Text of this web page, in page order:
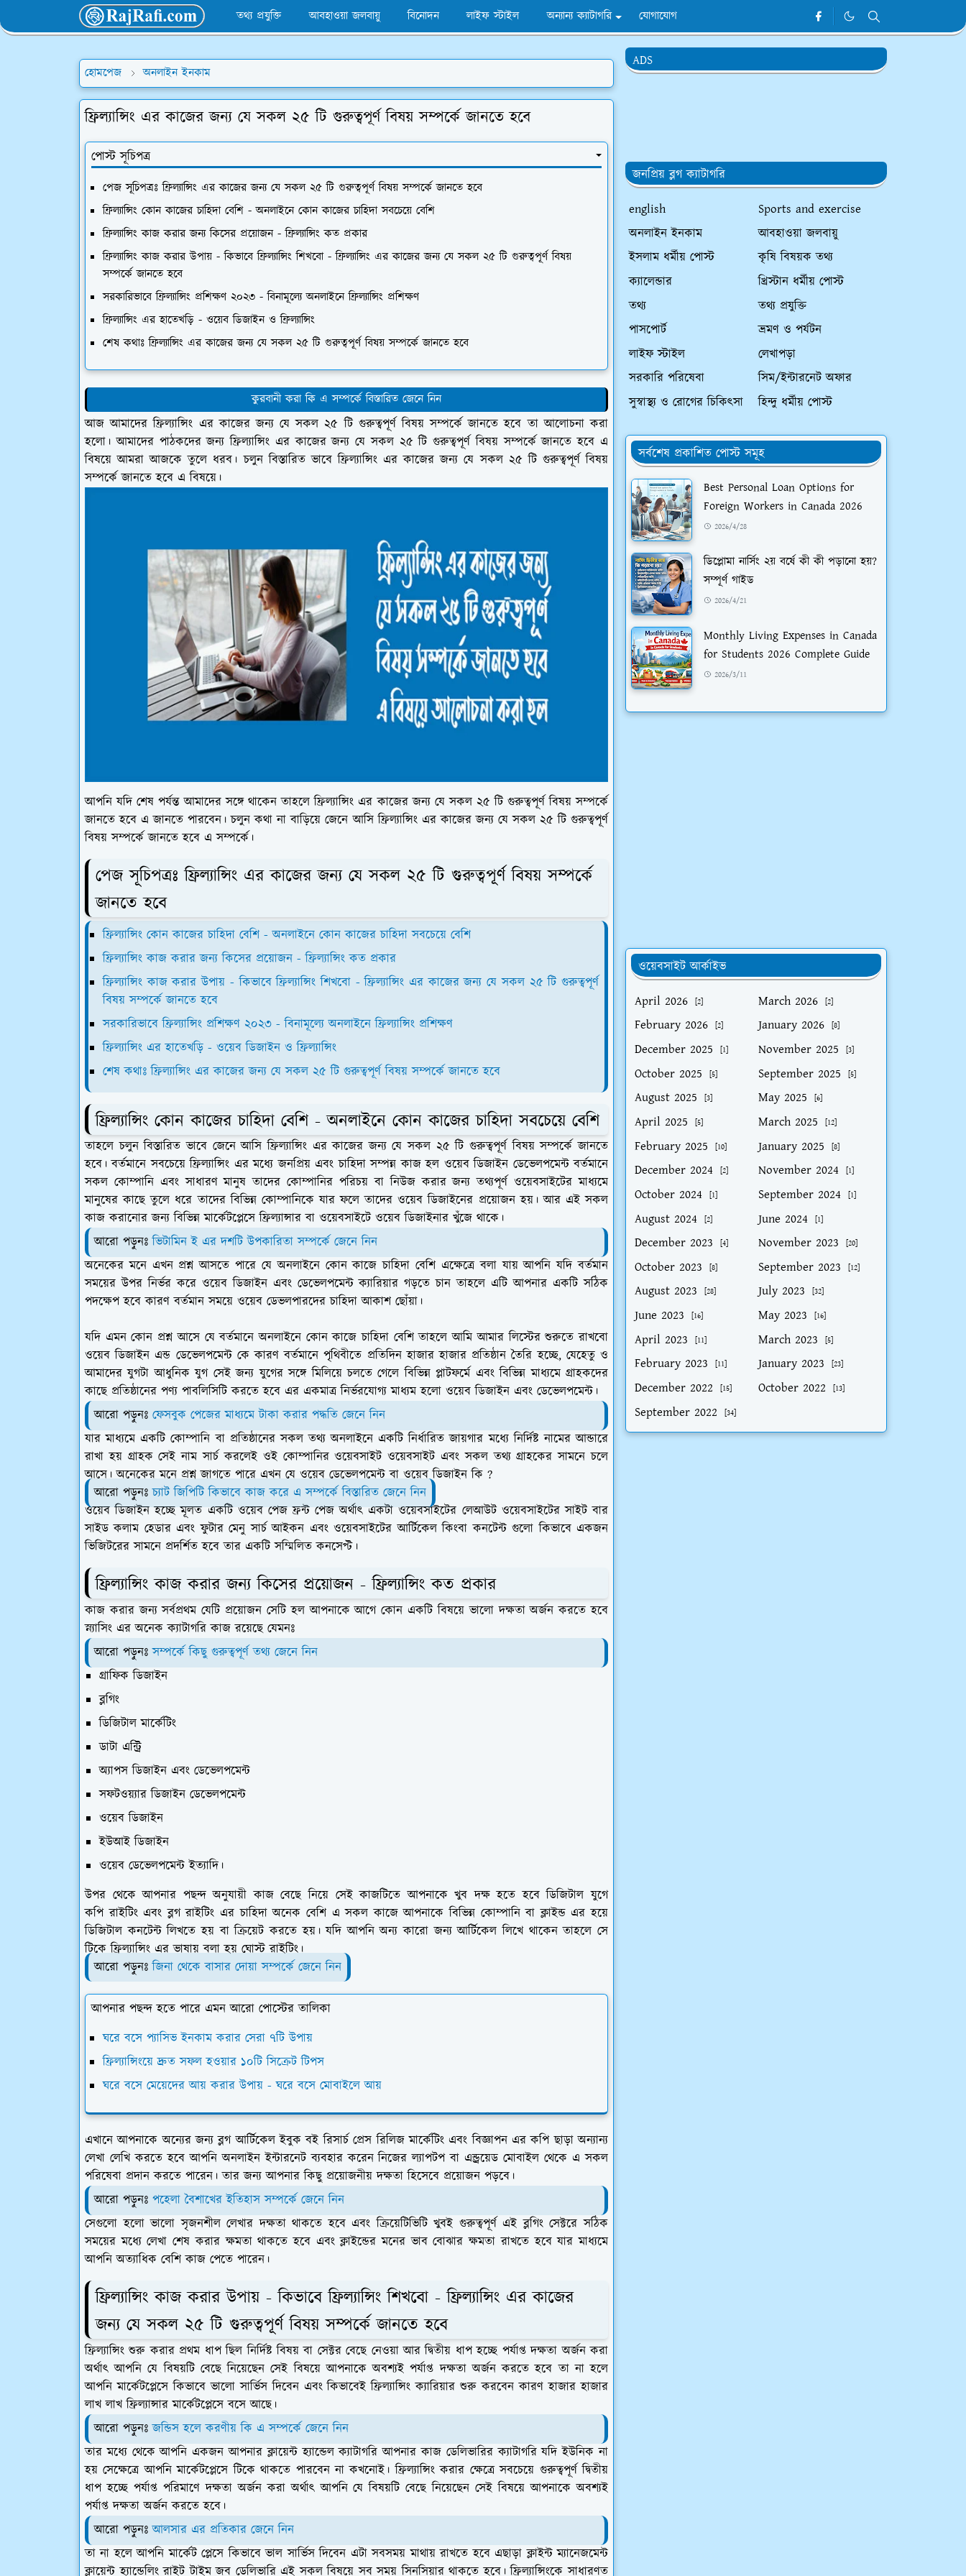
তথ্য প্রযুক্তি আবহাওয়া জলবায়ু বিনোদন লাইফ স্টাইল অন্যান্য ক্যাটাগরি যোগাযোগ
হোমপেজ অনলাইন ইনকাম
ফ্রিল্যান্সিং এর কাজের জন্য যে সকল ২৫ টি গুরুত্বপূর্ণ বিষয় সম্পর্কে জানতে হবে
পোস্ট সূচিপত্র
পেজ সূচিপত্রঃ ফ্রিল্যান্সিং এর কাজের জন্য যে সকল ২৫ টি গুরুত্বপূর্ণ বিষয় সম্পর্কে জানতে হবে
ফ্রিল্যান্সিং কোন কাজের চাহিদা বেশি - অনলাইনে কোন কাজের চাহিদা সবচেয়ে বেশি
ফ্রিল্যান্সিং কাজ করার জন্য কিসের প্রয়োজন - ফ্রিল্যান্সিং কত প্রকার
ফ্রিল্যান্সিং কাজ করার উপায় - কিভাবে ফ্রিল্যান্সিং শিখবো - ফ্রিল্যান্সিং এর কাজের জন্য যে সকল ২৫ টি গুরুত্বপূর্ণ বিষয়
সম্পর্কে জানতে হবে
সরকারিভাবে ফ্রিল্যান্সিং প্রশিক্ষণ ২০২৩ - বিনামূল্যে অনলাইনে ফ্রিল্যান্সিং প্রশিক্ষণ
ফ্রিল্যান্সিং এর হাতেখড়ি - ওয়েব ডিজাইন ও ফ্রিল্যান্সিং
শেষ কথাঃ ফ্রিল্যান্সিং এর কাজের জন্য যে সকল ২৫ টি গুরুত্বপূর্ণ বিষয় সম্পর্কে জানতে হবে
কুরবানী করা কি এ সম্পর্কে বিস্তারিত জেনে নিন
আজ আমাদের ফ্রিল্যান্সিং এর কাজের জন্য যে সকল ২৫ টি গুরুত্বপূর্ণ বিষয় সম্পর্কে জানতে হবে তা আলোচনা করা
হলো। আমাদের পাঠকদের জন্য ফ্রিল্যান্সিং এর কাজের জন্য যে সকল ২৫ টি গুরুত্বপূর্ণ বিষয় সম্পর্কে জানতে হবে এ
বিষয়ে আমরা আজকে তুলে ধরব। চলুন বিস্তারিত ভাবে ফ্রিল্যান্সিং এর কাজের জন্য যে সকল ২৫ টি গুরুত্বপূর্ণ বিষয়
সম্পর্কে জানতে হবে এ বিষয়ে।
আপনি যদি শেষ পর্যন্ত আমাদের সঙ্গে থাকেন তাহলে ফ্রিল্যান্সিং এর কাজের জন্য যে সকল ২৫ টি গুরুত্বপূর্ণ বিষয় সম্পর্কে
জানতে হবে এ জানতে পারবেন। চলুন কথা না বাড়িয়ে জেনে আসি ফ্রিল্যান্সিং এর কাজের জন্য যে সকল ২৫ টি গুরুত্বপূর্ণ
বিষয় সম্পর্কে জানতে হবে এ সম্পর্কে।
পেজ সূচিপত্রঃ ফ্রিল্যান্সিং এর কাজের জন্য যে সকল ২৫ টি গুরুত্বপূর্ণ বিষয় সম্পর্কে
জানতে হবে
ফ্রিল্যান্সিং কোন কাজের চাহিদা বেশি - অনলাইনে কোন কাজের চাহিদা সবচেয়ে বেশি
ফ্রিল্যান্সিং কাজ করার জন্য কিসের প্রয়োজন - ফ্রিল্যান্সিং কত প্রকার
ফ্রিল্যান্সিং কাজ করার উপায় - কিভাবে ফ্রিল্যান্সিং শিখবো - ফ্রিল্যান্সিং এর কাজের জন্য যে সকল ২৫ টি গুরুত্বপূর্ণ
বিষয় সম্পর্কে জানতে হবে
সরকারিভাবে ফ্রিল্যান্সিং প্রশিক্ষণ ২০২৩ - বিনামূল্যে অনলাইনে ফ্রিল্যান্সিং প্রশিক্ষণ
ফ্রিল্যান্সিং এর হাতেখড়ি - ওয়েব ডিজাইন ও ফ্রিল্যান্সিং
শেষ কথাঃ ফ্রিল্যান্সিং এর কাজের জন্য যে সকল ২৫ টি গুরুত্বপূর্ণ বিষয় সম্পর্কে জানতে হবে
ফ্রিল্যান্সিং কোন কাজের চাহিদা বেশি - অনলাইনে কোন কাজের চাহিদা সবচেয়ে বেশি
তাহলে চলুন বিস্তারিত ভাবে জেনে আসি ফ্রিল্যান্সিং এর কাজের জন্য যে সকল ২৫ টি গুরুত্বপূর্ণ বিষয় সম্পর্কে জানতে
হবে। বর্তমানে সবচেয়ে ফ্রিল্যান্সিং এর মধ্যে জনপ্রিয় এবং চাহিদা সম্পন্ন কাজ হল ওয়েব ডিজাইন ডেভেলপমেন্ট বর্তমানে
সকল কোম্পানি এবং সাধারণ মানুষ তাদের কোম্পানির পরিচয় বা নিউজ করার জন্য তথ্যপূর্ণ ওয়েবসাইটের মাধ্যমে
মানুষের কাছে তুলে ধরে তাদের বিভিন্ন কোম্পানিকে যার ফলে তাদের ওয়েব ডিজাইনের প্রয়োজন হয়। আর এই সকল
কাজ করানোর জন্য বিভিন্ন মার্কেটপ্লেসে ফ্রিল্যান্সার বা ওয়েবসাইটে ওয়েব ডিজাইনার খুঁজে থাকে।
আরো পড়ুনঃ ভিটামিন ই এর দশটি উপকারিতা সম্পর্কে জেনে নিন
অনেকের মনে এখন প্রশ্ন আসতে পারে যে অনলাইনে কোন কাজে চাহিদা বেশি এক্ষেত্রে বলা যায় আপনি যদি বর্তমান
সময়ের উপর নির্ভর করে ওয়েব ডিজাইন এবং ডেভেলপমেন্ট ক্যারিয়ার গড়তে চান তাহলে এটি আপনার একটি সঠিক
পদক্ষেপ হবে কারণ বর্তমান সময়ে ওয়েব ডেভলপারদের চাহিদা আকাশ ছোঁয়া।
যদি এমন কোন প্রশ্ন আসে যে বর্তমানে অনলাইনে কোন কাজে চাহিদা বেশি তাহলে আমি আমার লিস্টের শুরুতে রাখবো
ওয়েব ডিজাইন এন্ড ডেভেলপমেন্ট কে কারণ বর্তমানে পৃথিবীতে প্রতিদিন হাজার হাজার প্রতিষ্ঠান তৈরি হচ্ছে, যেহেতু ও
আমাদের যুগটা আধুনিক যুগ সেই জন্য যুগের সঙ্গে মিলিয়ে চলতে গেলে বিভিন্ন প্লাটফর্মে এবং বিভিন্ন মাধ্যমে গ্রাহকদের
কাছে প্রতিষ্ঠানের পণ্য পাবলিসিটি করতে হবে এর একমাত্র নির্ভরযোগ্য মাধ্যম হলো ওয়েব ডিজাইন এবং ডেভেলপমেন্ট।
আরো পড়ুনঃ ফেসবুক পেজের মাধ্যমে টাকা করার পদ্ধতি জেনে নিন
যার মাধ্যমে একটি কোম্পানি বা প্রতিষ্ঠানের সকল তথ্য অনলাইনে একটি নির্ধারিত জায়গার মধ্যে নির্দিষ্ট নামের আন্ডারে
রাখা হয় গ্রাহক সেই নাম সার্চ করলেই ওই কোম্পানির ওয়েবসাইট ওয়েবসাইট এবং সকল তথ্য গ্রাহকের সামনে চলে
আসে।অনেকের মনে প্রশ্ন জাগতে পারে এখন যে ওয়েব ডেভেলপমেন্ট বা ওয়েব ডিজাইন কি ?
আরো পড়ুনঃচ্যাট জিপিটি কিভাবে কাজ করে এ সম্পর্কে বিস্তারিত জেনে নিন
ওয়েব ডিজাইন হচ্ছে মূলত একটি ওয়েব পেজ ফ্রন্ট পেজ অর্থাৎ একটা ওয়েবসাইটের লেআউট ওয়েবসাইটের সাইট বার
সাইড কলাম হেডার এবং ফুটার মেনু সার্চ আইকন এবং ওয়েবসাইটের আর্টিকেল কিংবা কনটেন্ট গুলো কিভাবে একজন
ভিজিটরের সামনে প্রদর্শিত হবে তার একটি সম্মিলিত কনসেপ্ট ।
ফ্রিল্যান্সিং কাজ করার জন্য কিসের প্রয়োজন - ফ্রিল্যান্সিং কত প্রকার
কাজ করার জন্য সর্বপ্রথম যেটি প্রয়োজন সেটি হল আপনাকে আগে কোন একটি বিষয়ে ভালো দক্ষতা অর্জন করতে হবে
স্ন্যাসিং এর অনেক ক্যাটাগরি কাজ রয়েছে যেমনঃ
আরো পড়ুনঃসম্পর্কে কিছু গুরুত্বপূর্ণ তথ্য জেনে নিন
গ্রাফিক ডিজাইন
ব্লগিং
ডিজিটাল মার্কেটিং
ডাটা এন্ট্রি
অ্যাপস ডিজাইন এবং ডেভেলপমেন্ট
সফটওয়্যার ডিজাইন ডেভেলপমেন্ট
ওয়েব ডিজাইন
ইউআই ডিজাইন
ওয়েব ডেভেলপমেন্ট ইত্যাদি।
উপর থেকে আপনার পছন্দ অনুযায়ী কাজ বেছে নিয়ে সেই কাজটিতে আপনাকে খুব দক্ষ হতে হবে ডিজিটাল যুগে
কপি রাইটিং এবং ব্লগ রাইটিং এর চাহিদা অনেক বেশি এ সকল কাজে আপনাকে বিভিন্ন কোম্পানি বা ক্লাইন্ড এর হয়ে
ডিজিটাল কনটেন্ট লিখতে হয় বা ক্রিয়েট করতে হয়।যদি আপনি অন্য কারো জন্য আর্টিকেল লিখে থাকেন তাহলে সে
টিকে ফ্রিল্যান্সিং এর ভাষায় বলা হয় ঘোস্ট রাইটিং।
আরো পড়ুনঃ জিনা থেকে বাসার দোয়া সম্পর্কে জেনে নিন
আপনার পছন্দ হতে পারে এমন আরো পোস্টের তালিকা
ঘরে বসে প্যাসিভ ইনকাম করার সেরা ৭টি উপায়
ফ্রিল্যান্সিংয়ে দ্রুত সফল হওয়ার ১০টি সিক্রেট টিপস
ঘরে বসে মেয়েদের আয় করার উপায় - ঘরে বসে মোবাইলে আয়
এখানে আপনাকে অন্যের জন্য ব্লগ আর্টিকেল ইবুক বই রিসার্চ প্রেস রিলিজ মার্কেটিং এবং বিজ্ঞাপন এর কপি ছাড়া অন্যান্য
লেখা লেখি করতে হবে আপনি অনলাইন ইন্টারনেট ব্যবহার করেন নিজের ল্যাপটপ বা এন্ড্রয়েড মোবাইল থেকে এ সকল
পরিষেবা প্রদান করতে পারেন।তার জন্য আপনার কিছু প্রয়োজনীয় দক্ষতা হিসেবে প্রয়োজন পড়বে।
আরো পড়ুনঃ পহেলা বৈশাখের ইতিহাস সম্পর্কে জেনে নিন
সেগুলো হলো ভালো সৃজনশীল লেখার দক্ষতা থাকতে হবে এবং ক্রিয়েটিভিটি খুবই গুরুত্বপূর্ণ এই ব্লগিং সেক্টরে সঠিক
সময়ের মধ্যে লেখা শেষ করার ক্ষমতা থাকতে হবে এবং ক্লাইন্ডের মনের ভাব বোঝার ক্ষমতা রাখতে হবে যার মাধ্যমে
আপনি অত্যাধিক বেশি কাজ পেতে পারেন ।
ফ্রিল্যান্সিং কাজ করার উপায় - কিভাবে ফ্রিল্যান্সিং শিখবো - ফ্রিল্যান্সিং এর কাজের
জন্য যে সকল ২৫ টি গুরুত্বপূর্ণ বিষয় সম্পর্কে জানতে হবে
ফ্রিল্যান্সিং শুরু করার প্রথম ধাপ ছিল নির্দিষ্ট বিষয় বা সেক্টর বেছে নেওয়া আর দ্বিতীয় ধাপ হচ্ছে পর্যাপ্ত দক্ষতা অর্জন করা
অর্থাৎ আপনি যে বিষয়টি বেছে নিয়েছেন সেই বিষয়ে আপনাকে অবশ্যই পর্যাপ্ত দক্ষতা অর্জন করতে হবে তা না হলে
আপনি মার্কেটপ্লেসে কিভাবে ভালো সার্ভিস দিবেন এবং কিভাবেই ফ্রিল্যান্সিং ক্যারিয়ার শুরু করবেন কারণ হাজার হাজার
লাখ লাখ ফ্রিল্যান্সার মার্কেটপ্লেসে বসে আছে।
আরো পড়ুনঃজন্ডিস হলে করণীয় কি এ সম্পর্কে জেনে নিন
তার মধ্যে থেকে আপনি একজন আপনার ক্লায়েন্ট হ্যান্ডেল ক্যাটাগরি আপনার কাজ ডেলিভারির ক্যাটাগরি যদি ইউনিক না
হয় সেক্ষেত্রে আপনি মার্কেটপ্লেসে টিকে থাকতে পারবেন না কখনোই। ফ্রিল্যান্সিং করার ক্ষেত্রে সবচেয়ে গুরুত্বপূর্ণ দ্বিতীয়
ধাপ হচ্ছে পর্যাপ্ত পরিমাণে দক্ষতা অর্জন করা অর্থাৎ আপনি যে বিষয়টি বেছে নিয়েছেন সেই বিষয়ে আপনাকে অবশ্যই
পর্যাপ্ত দক্ষতা অর্জন করতে হবে।
আরো পড়ুনঃআলসার এর প্রতিকার জেনে নিন
তা না হলে আপনি মার্কেট প্লেসে কিভাবে ভাল সার্ভিস দিবেন এটা সবসময় মাথায় রাখতে হবে এছাড়া ক্লাইন্ট ম্যানেজমেন্ট
ক্লায়েন্ট হ্যান্ডেলিং রাইট টাইম জব ডেলিভারি এই সকল বিষয়ে সব সময় সিনসিয়ার থাকতে হবে।ফ্রিল্যান্সিংকে সাধারণত
ADS
জনপ্রিয় ব্লগ ক্যাটাগরি
english
Sports and exercise
অনলাইন ইনকাম
আবহাওয়া জলবায়ু
ইসলাম ধর্মীয় পোস্ট
কৃষি বিষয়ক তথ্য
ক্যালেন্ডার
খ্রিস্টান ধর্মীয় পোস্ট
তথ্য
তথ্য প্রযুক্তি
পাসপোর্ট
ভ্রমণ ও পর্যটন
লাইফ স্টাইল
লেখাপড়া
সরকারি পরিষেবা
সিম/ইন্টারনেট অফার
সুস্বাস্থ্য ও রোগের চিকিৎসা
হিন্দু ধর্মীয় পোস্ট
সর্বশেষ প্রকাশিত পোস্ট সমূহ
Best Personal Loan Options for
Foreign Workers in Canada 2026
2026/4/28
ডিপ্লোমা নার্সিং ২য় বর্ষে কী কী পড়ানো হয়?
সম্পূর্ণ গাইড
2026/4/21
Monthly Living Expenses in Canada
for Students 2026 Complete Guide
2026/3/11
ওয়েবসাইট আর্কাইভ
April 2026
[2] March 2026 [2]
February 2026 [2] January 2026 [8]
December 2025 [1] November 2025 [3]
October 2025 [5] September 2025 [5]
August 2025 [3] May 2025 [6]
April 2025 [5] March 2025 [12]
February 2025 [10] January 2025 [8]
December 2024 [2] November 2024 [1]
October 2024 [1] September 2024 [1]
August 2024 [2] June 2024 [1]
December 2023 [4] November 2023 [20]
October 2023 [8] September 2023 [12]
August 2023 [28] July 2023 [32]
June 2023 [16] May 2023 [16]
April 2023 [11] March 2023 [5]
February 2023 [11] January 2023 [23]
December 2022 [15] October 2022 [13]
September 2022 [34]